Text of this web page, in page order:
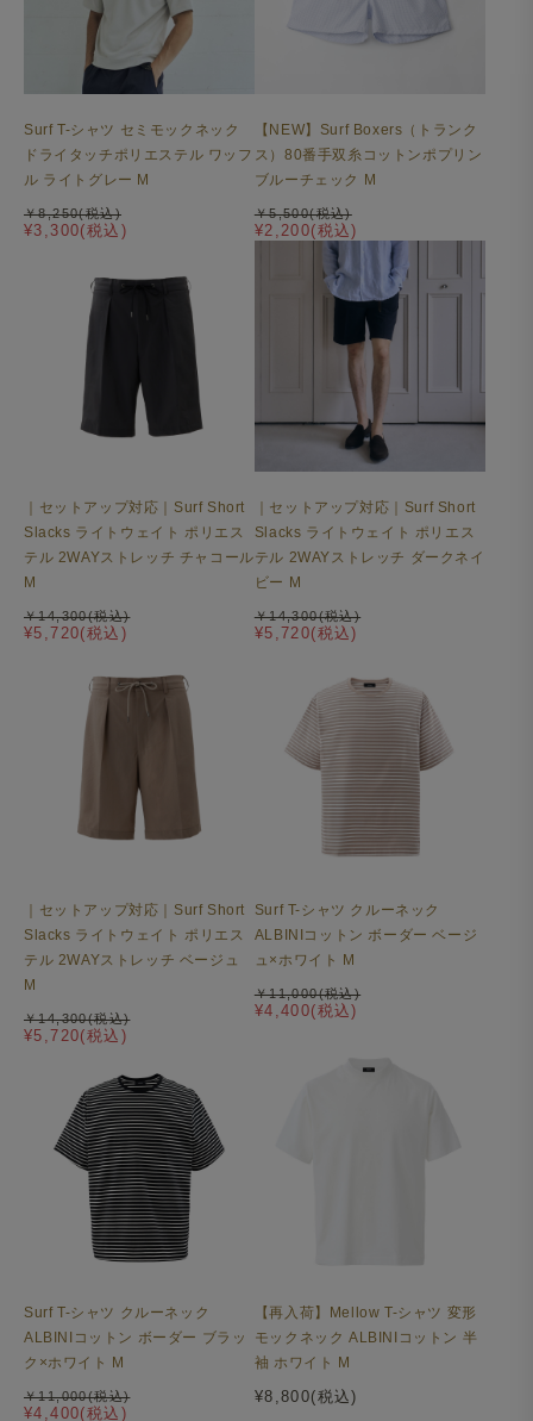
裾にはリブの切り替えを。ワッフル生地の立体感と相まっ
ます。
Surf T-シャツ セミモックネック
ドライタッチポリエステル ワッフ
ル ライトグレー M
¥3,300(税込)
￥8,250(税込)
【NEW】Surf Boxers（トランク
ス）80番手双糸コットンポプリン
ブルーチェック M
¥2,200(税込)
￥5,500(税込)
｜セットアップ対応｜Surf Short
Slacks ライトウェイト ポリエス
テル 2WAYストレッチ チャコール
M
¥5,720(税込)
￥14,300(税込)
｜セットアップ対応｜Surf Short
Slacks ライトウェイト ポリエス
テル 2WAYストレッチ ダークネイ
ビー M
¥5,720(税込)
￥14,300(税込)
｜セットアップ対応｜Surf Short
Slacks ライトウェイト ポリエス
テル 2WAYストレッチ ベージュ
M
¥5,720(税込)
￥14,300(税込)
Surf T-シャツ クルーネック
ALBINIコットン ボーダー ベージ
ュ×ホワイト M
¥4,400(税込)
￥11,000(税込)
Surf T-シャツ クルーネック
ALBINIコットン ボーダー ブラッ
ク×ホワイト M
¥4,400(税込)
￥11,000(税込)
【再入荷】Mellow T-シャツ 変形
モックネック ALBINIコットン 半
袖 ホワイト M
¥8,800(税込)